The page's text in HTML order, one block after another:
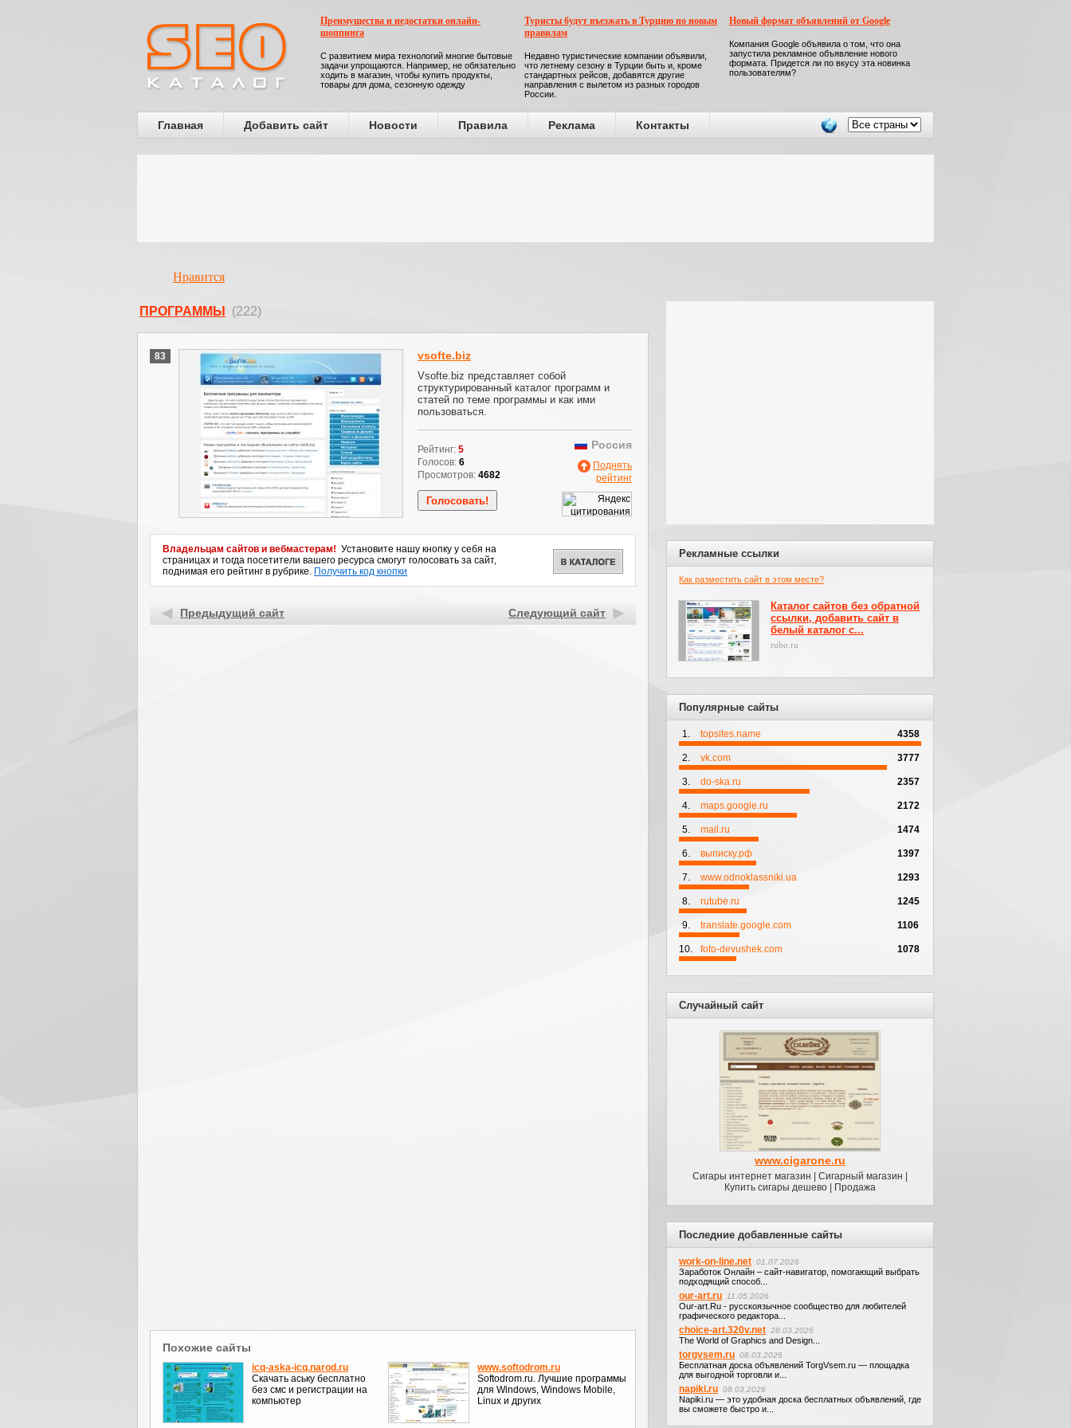
Преимущества и недостатки онлайн-
шоппинга
С развитием мира технологий многие бытовые
задачи упрощаются. Например, не обязательно
ходить в магазин, чтобы купить продукты,
товары для дома, сезонную одежду
Туристы будут въезжать в Турцию по новым
правилам
Недавно туристические компании объявили,
что летнему сезону в Турции быть и, кроме
стандартных рейсов, добавятся другие
направления с вылетом из разных городов
России.
Новый формат объявлений от Google
Компания Google объявила о том, что она
запустила рекламное объявление нового
формата. Придется ли по вкусу эта новинка
пользователям?
Главная Добавить сайт Новости Правила Реклама Контакты
Нравится
ПРОГРАММЫ (222)
83 vsofte.biz
Vsofte.biz представляет собой
структурированный каталог программ и
статей по теме программы и как ими
пользоваться.
Рейтинг: 5
Голосов: 6
Просмотров: 4682
Россия
Поднять
рейтинг
Владельцам сайтов и вебмастерам! Установите нашу кнопку у себя на
страницах и тогда посетители вашего ресурса смогут голосовать за сайт,
поднимая его рейтинг в рубрике. Получить код кнопки
Предыдущий сайт Следующий сайт
Похожие сайты
icq-aska-icq.narod.ru
Скачать аську бесплатно
без смс и регистрации на
компьютер
www.softodrom.ru
Softodrom.ru. Лучшие программы
для Windows, Windows Mobile,
Linux и других
Рекламные ссылки
Как разместить сайт в этом месте?
Каталог сайтов без обратной
ссылки, добавить сайт в
белый каталог с...
rubo.ru
Популярные сайты
1. topsites.name 4358
2. vk.com 3777
3. do-ska.ru 2357
4. maps.google.ru 2172
5. mail.ru 1474
6. выписку.рф 1397
7. www.odnoklassniki.ua 1293
8. rutube.ru 1245
9. translate.google.com 1106
10. foto-devushek.com 1078
Случайный сайт
www.cigarone.ru
Сигары интернет магазин | Сигарный магазин |
Купить сигары дешево | Продажа
Последние добавленные сайты
work-on-line.net 01.07.2026
Заработок Онлайн – сайт-навигатор, помогающий выбрать
подходящий способ...
our-art.ru 11.05.2026
Our-art.Ru - русскоязычное сообщество для любителей
графического редактора...
choice-art.320v.net 28.03.2026
The World of Graphics and Design...
torgvsem.ru 08.03.2026
Бесплатная доска объявлений TorgVsem.ru — площадка
для выгодной торговли и...
napiki.ru 08.03.2026
Napiki.ru — это удобная доска бесплатных объявлений, где
вы сможете быстро и...